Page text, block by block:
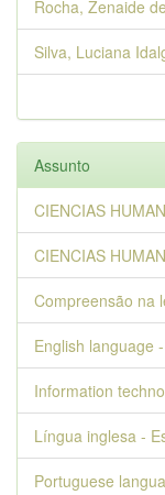
Rocha, Zenaide
Silva, Luciana
Assunto
CIENCIAS
CIENCIAS
Compreensão na
English language
Information
Língua inglesa -
Portuguese